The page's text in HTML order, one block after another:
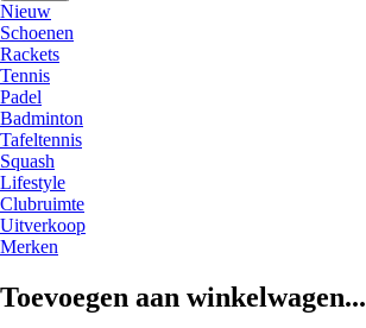
Nieuw
Schoenen
Rackets
Tennis
Padel
Badminton
Tafeltennis
Squash
Lifestyle
Clubruimte
Uitverkoop
Merken
Toevoegen aan winkelwagen...